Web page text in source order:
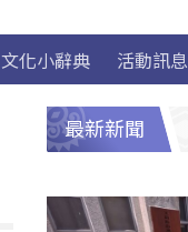
文化小辭典 活動訊息
最新新聞